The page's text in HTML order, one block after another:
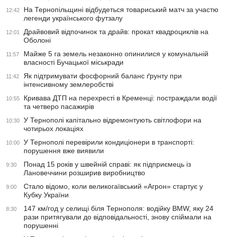
12:42
На Тернопільщині відбудеться товариський матч за участю
легенди українського футзалу
12:01
Драйвовий відпочинок та драйв: прокат квадроциклів на
Оболоні
11:57
Майже 5 га земель незаконно опинилися у комунальній
власності Бучацької міськради
11:42
Як підтримувати фосфорний баланс ґрунту при
інтенсивному землеробстві
10:55
Кривава ДТП на перехресті в Кременці: постраждали водії
та четверо пасажирів
10:30
У Тернополі капітально відремонтують світлофори на
чотирьох локаціях
10:00
У Тернополі перевірили кондиціонери в транспорті:
порушення вже виявили
9:30
Понад 15 років у швейній справі: як підприємець із
Лановеччини розширив виробництво
9:00
Стало відомо, коли великогаївський «Агрон» стартує у
Кубку України
8:30
147 км/год у селищі біля Тернополя: водійку BMW, яку 24
рази притягували до відповідальності, знову спіймали на
порушенні